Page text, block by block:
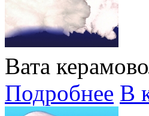
Вата
Подробнее В